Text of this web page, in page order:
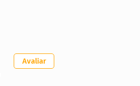
Avaliar